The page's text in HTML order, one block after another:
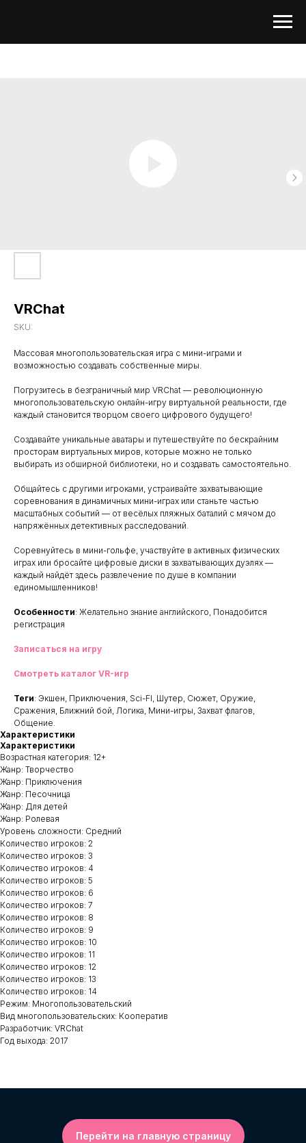
VRChat
SKU:
Массовая многопользовательская игра с мини-играми и
возможностью создавать собственные миры.
Погрузитесь в безграничный мир VRChat — революционную
многопользовательскую онлайн-игру виртуальной реальности, где
каждый становится творцом своего цифрового будущего!
Создавайте уникальные аватары и путешествуйте по бескрайним
просторам виртуальных миров, которые можно не только
выбирать из обширной библиотеки, но и создавать самостоятельно.
Общайтесь с другими игроками, устраивайте захватывающие
соревнования в динамичных мини-играх или станьте частью
масштабных событий — от весёлых пляжных баталий с мячом до
напряжённых детективных расследований.
Соревнуйтесь в мини-гольфе, участвуйте в активных физических
играх или бросайте цифровые диски в захватывающих дуэлях —
каждый найдёт здесь развлечение по душе в компании
единомышленников!
Особенности: Желательно знание английского, Понадобится
регистрация
Записаться на игру
Смотреть каталог VR-игр
Теги: Экшен, Приключения, Sci-FI, Шутер, Сюжет, Оружие,
Сражения, Ближний бой, Логика, Мини-игры, Захват флагов,
Общение.
Характеристики
Характеристики
Возрастная категория: 12+
Жанр: Творчество
Жанр: Приключения
Жанр: Песочница
Жанр: Для детей
Жанр: Ролевая
Уровень сложности: Средний
Количество игроков: 2
Количество игроков: 3
Количество игроков: 4
Количество игроков: 5
Количество игроков: 6
Количество игроков: 7
Количество игроков: 8
Количество игроков: 9
Количество игроков: 10
Количество игроков: 11
Количество игроков: 12
Количество игроков: 13
Количество игроков: 14
Режим: Многопользовательский
Вид многопользовательских: Кооператив
Разработчик: VRChat
Год выхода: 2017
Перейти на главную страницу